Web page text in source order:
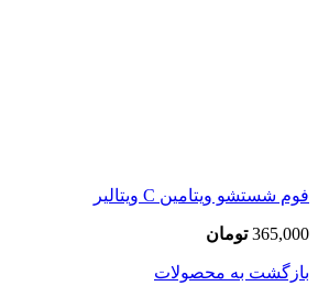
فوم شستشو ویتامین C ویتالیر
365,000 تومان
بازگشت به محصولات